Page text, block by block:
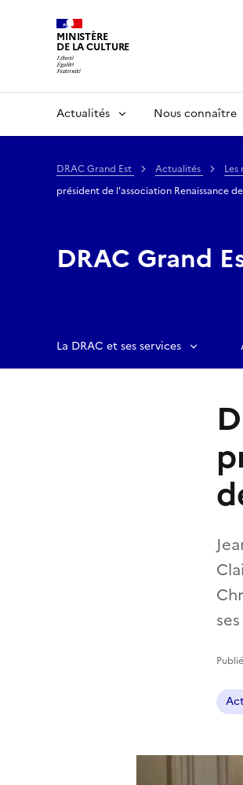
MINISTÈRE
DE LA CULTURE
Actualités Nous connaître
DRAC Grand Est Actualités
président de l'association Renaissance
DRAC Grand
La DRAC et ses services